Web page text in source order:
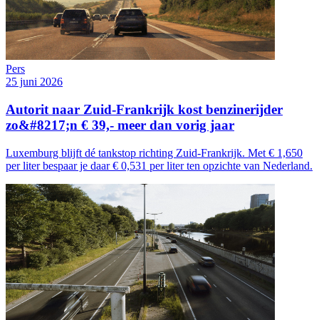
Pers
25 juni 2026
Autorit naar Zuid-Frankrijk kost benzinerijder
zo&#8217;n € 39,- meer dan vorig jaar
Luxemburg blijft dé tankstop richting Zuid-Frankrijk. Met € 1,650
per liter bespaar je daar € 0,531 per liter ten opzichte van Nederland.